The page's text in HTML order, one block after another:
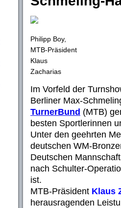
Philipp Boy,
MTB-Präsident
Klaus
Zacharias
Im Vorfeld der
Berliner Max-
TurnerBund (MTB)
besten Sportlerinnen
Unter den geehrten
deutschen WM-
Deutschen
nach Schulter-
ist.
MTB-Präsident Klaus
herausragenden